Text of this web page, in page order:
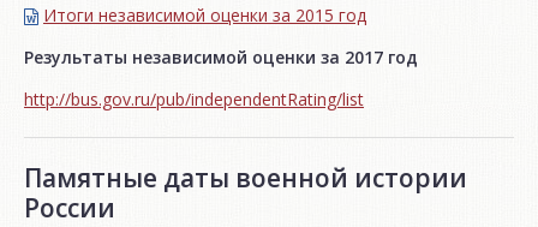
Итоги независимой oценки за 2015 год
Результаты независимой оценки за 2017 год
http://bus.gov.ru/pub/independentRating/list
Памятные даты военной истории
России